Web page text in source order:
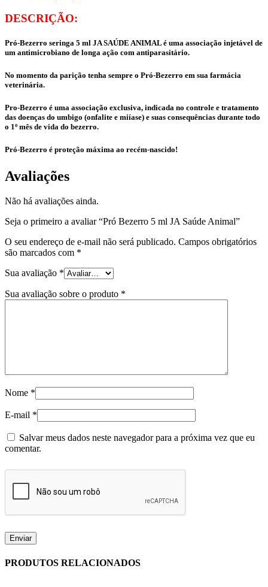
DESCRIÇÃO:
Pró-Bezerro seringa 5 ml JA SAÚDE ANIMAL é uma associação injetável de
um antimicrobiano de longa ação com antiparasitário.
No momento da parição tenha sempre o Pró-Bezerro em sua farmácia
veterinária.
Pro-Bezerro é uma associação exclusiva, indicada no controle e tratamento
das doenças do umbigo (onfalite e miíase) e suas consequências durante todo
o 1º mês de vida do bezerro.
Pró-Bezerro é proteção máxima ao recém-nascido!
Avaliações
Não há avaliações ainda.
Seja o primeiro a avaliar “Pró Bezerro 5 ml JA Saúde Animal”
O seu endereço de e-mail não será publicado. Campos obrigatórios
são marcados com *
Sua avaliação *
Sua avaliação sobre o produto *
Nome *
E-mail *
Salvar meus dados neste navegador para a próxima vez que eu
comentar.
PRODUTOS RELACIONADOS